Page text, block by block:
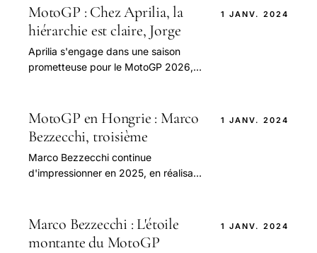
MotoGP : Chez Aprilia, la
hiérarchie est claire, Jorge
Aprilia s'engage dans une saison
prometteuse pour le MotoGP 2026,
Marquez.
1 JANV. 2024
MotoGP en Hongrie : Marco
Bezzecchi, troisième
Marco Bezzecchi continue
d'impressionner en 2025, en réalisant
1 JANV. 2024
Marco Bezzecchi : L'étoile
montante du MotoGP
1 JANV. 2024